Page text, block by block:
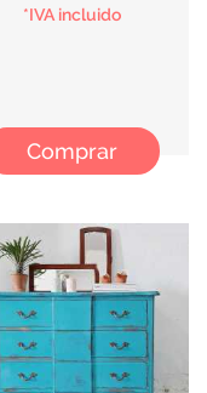
*IVA incluido
Comprar